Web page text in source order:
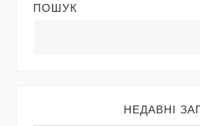
ПОШУК
НЕДАВНІ